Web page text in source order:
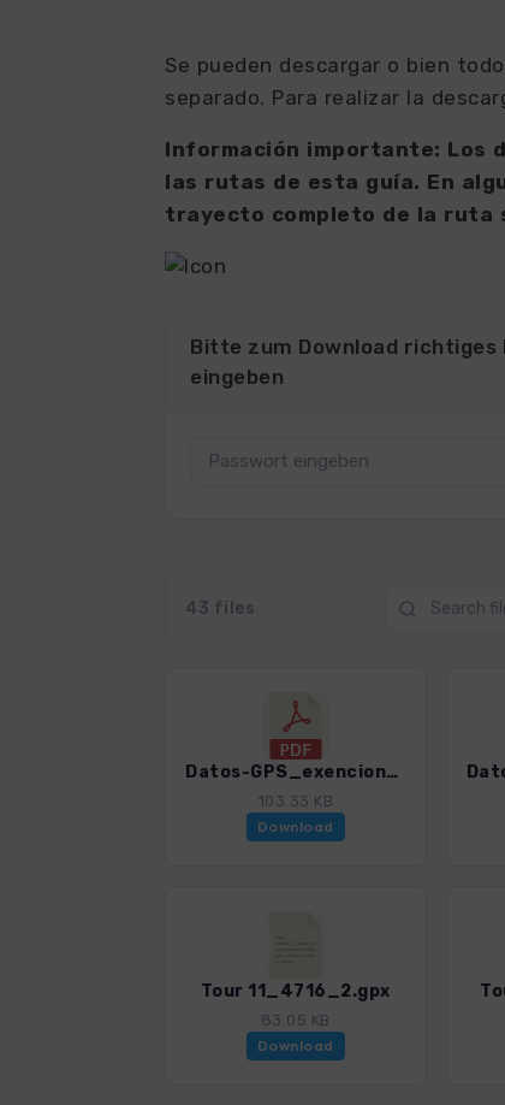
Se pueden descargar o bien
separado. Para realizar la
Información importante: Los
las rutas de esta guía. En
trayecto completo de la ruta
Bitte zum Download richtiges
eingeben
43 files
Datos-GPS_exencion_de_responsabilidad_condiciones_de_uso_WF_Sierra de Gredos_2_4716_2.pdf
103.33 KB
Download
Tour 11_4716_2.gpx
83.05 KB
Download